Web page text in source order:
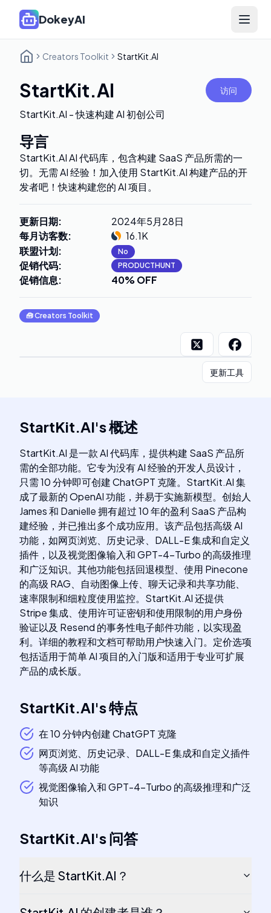
DokeyAI Open
Creators Toolkit StartKit.AI
StartKit.AI 访问
StartKit.AI - 快速构建 AI 初创公司
导言
StartKit.AI AI 代码库，包含构建 SaaS 产品所需的一
切。无需 AI 经验！加入使用 StartKit.AI 构建产品的开
发者吧！快速构建您的 AI 项目。
更新日期:
2024年5月28日
每月访客数:
16.1K
联盟计划: No
促销代码: PRODUCTHUNT
促销信息: 40% OFF
🧰Creators Toolkit
更新工具
StartKit.AI's概述
StartKit.AI 是一款 AI 代码库，提供构建 SaaS 产品所
需的全部功能。它专为没有 AI 经验的开发人员设计，
只需 10 分钟即可创建 ChatGPT 克隆。StartKit.AI 集
成了最新的 OpenAI 功能，并易于实施新模型。创始人
James 和 Danielle 拥有超过 10 年的盈利 SaaS 产品构
建经验，并已推出多个成功应用。该产品包括高级 AI
功能，如网页浏览、历史记录、DALL-E 集成和自定义
插件，以及视觉图像输入和 GPT-4-Turbo 的高级推理
和广泛知识。其他功能包括回退模型、使用 Pinecone
的高级 RAG、自动图像上传、聊天记录和共享功能、
速率限制和细粒度使用监控。StartKit.AI 还提供
Stripe 集成、使用许可证密钥和使用限制的用户身份
验证以及 Resend 的事务性电子邮件功能，以实现盈
利。详细的教程和文档可帮助用户快速入门。定价选项
包括适用于简单 AI 项目的入门版和适用于专业可扩展
产品的成长版。
StartKit.AI's特点
在 10 分钟内创建 ChatGPT 克隆
网页浏览、历史记录、DALL-E 集成和自定义插件
等高级 AI 功能
视觉图像输入和 GPT-4-Turbo 的高级推理和广泛
知识
StartKit.AI's问答
什么是 StartKit.AI？